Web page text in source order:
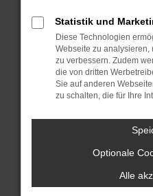
Manche
können das Laden
verhindern.
anderen Browser
Fenster?
Das kann manchmal
Probleme zu beheben.
Stelle sicher, dass
Betriebssystem auf
sind.
Statistik und
Diese Technologien
Webseite zu analysieren,
zu verbessern. Zudem
die von dritten
Sie auf anderen
zu schalten, die für Ihre
Optionale
Alle